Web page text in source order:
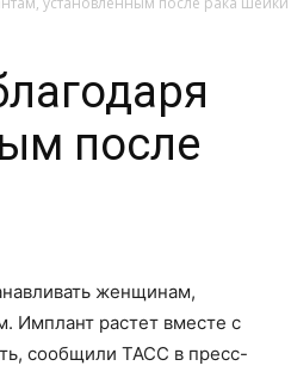
после
женщинам,
Имплант растет вместе с
сообщили ТАСС в пресс-